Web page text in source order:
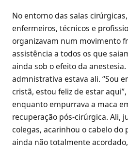
No entorno das salas
enfermeiros, técnicos e
organizavam num movimento
assistência a todos os que
ainda sob o efeito da
admnistrativa estava ali. “Sou
cristã, estou feliz de estar
enquanto empurrava a maca
recuperação pós-cirúrgica. Ali,
colegas, acarinhou o cabelo do
ainda não totalmente